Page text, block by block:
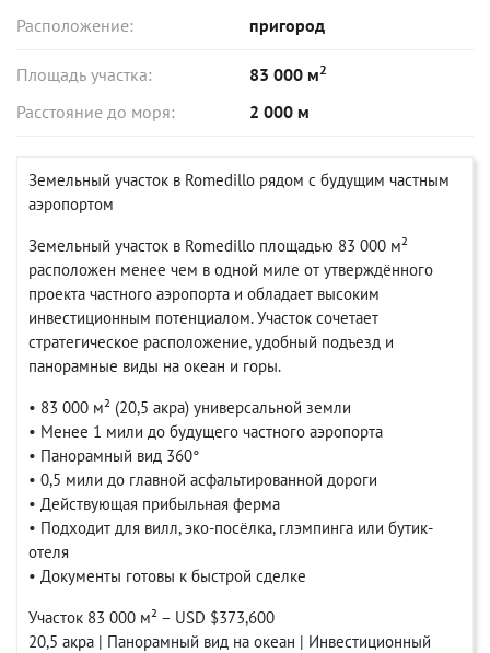
Расположение:
пригород
Площадь участка: 83 000 м2
Расстояние до моря: 2 000 м
Земельный участок в Romedillo рядом с будущим частным
аэропортом
Земельный участок в Romedillo площадью 83 000 м²
расположен менее чем в одной миле от утверждённого
проекта частного аэропорта и обладает высоким
инвестиционным потенциалом. Участок сочетает
стратегическое расположение, удобный подъезд и
панорамные виды на океан и горы.
• 83 000 м² (20,5 акра) универсальной земли
• Менее 1 мили до будущего частного аэропорта
• Панорамный вид 360°
• 0,5 мили до главной асфальтированной дороги
• Действующая прибыльная ферма
• Подходит для вилл, эко-посёлка, глэмпинга или бутик-
отеля
• Документы готовы к быстрой сделке
Участок 83 000 м² – USD $373,600
20,5 акра | Панорамный вид на океан | Инвестиционный